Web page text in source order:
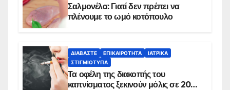
Σαλμονέλα: Γιατί δεν πρέπει να
πλένουμε το ωμό κοτόπουλο
ΔΙΑΒΆΣΤΕ ΕΠΙΚΑΙΡΌΤΗΤΑ
ΙΑΤΡΙΚΆ
ΣΤΙΓΜΙΌΤΥΠΑ
Τα οφέλη της διακοπής του
καπνίσματος ξεκινούν μόλις σε 20